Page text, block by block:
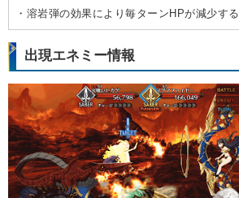
・溶岩弾の効果により毎ターンHPが減少する
出現エネミー情報